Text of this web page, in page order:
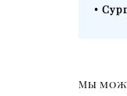
•
Мы